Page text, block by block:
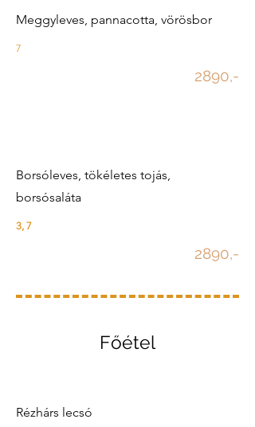
Meggyleves, pannacotta, vörösbor
7
2890,-
Borsóleves, tökéletes tojás,
borsósaláta
3, 7
2890,-
Főétel
Rézhárs lecsó